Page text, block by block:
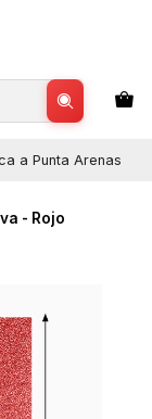
a Punta Arenas
- Rojo